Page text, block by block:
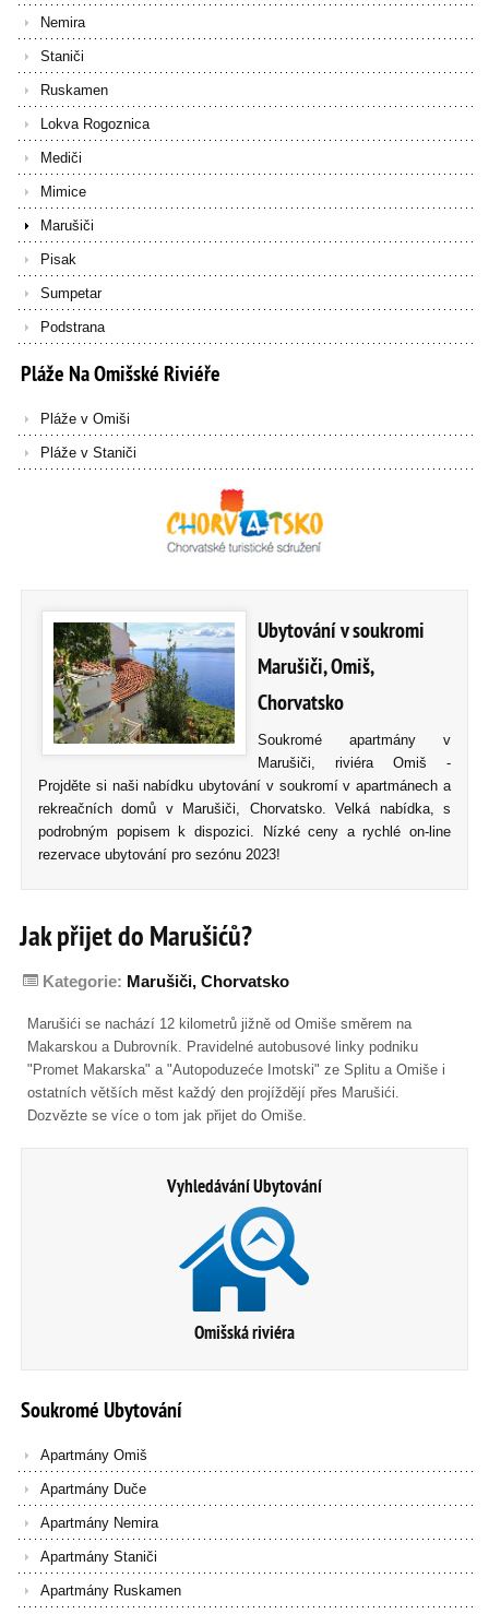
Nemira
Staniči
Ruskamen
Lokva Rogoznica
Mediči
Mimice
Marušiči
Pisak
Sumpetar
Podstrana
PlážeNaOmišskéRiviéře
Pláže v Omiši
Pláže v Staniči
Ubytování v soukromi
Marušiči, Omiš,
Chorvatsko
Soukromé apartmány v
Marušiči, riviéra Omiš -
Projděte si naši nabídku ubytování v soukromí v apartmánech a
rekreačních domů v Marušiči, Chorvatsko. Velká nabídka, s
podrobným popisem k dispozici. Nízké ceny a rychlé on-line
rezervace ubytování pro sezónu 2023!
Jak přijet do Marušićů?
Kategorie: Marušiči, Chorvatsko
Marušići se nachází 12 kilometrů jižně od Omiše směrem na
Makarskou a Dubrovník. Pravidelné autobusové linky podniku
"Promet Makarska" a "Autopoduzeće Imotski" ze Splitu a Omiše i
ostatních větších měst každý den projíždějí přes Marušići.
Dozvězte se více o tom jak přijet do Omiše.
Vyhledávání Ubytování
Omišská riviéra
SoukroméUbytování
Apartmány Omiš
Apartmány Duče
Apartmány Nemira
Apartmány Staniči
Apartmány Ruskamen